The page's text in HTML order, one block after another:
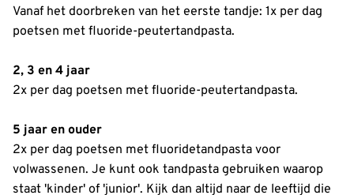
Vanaf het doorbreken van het eerste tandje: 1x per dag
poetsen met fluoride-peutertandpasta.
2, 3 en 4 jaar
2x per dag poetsen met fluoride-peutertandpasta.
5 jaar en ouder
2x per dag poetsen met fluoridetandpasta voor
volwassenen. Je kunt ook tandpasta gebruiken waarop
staat 'kinder' of 'junior'. Kijk dan altijd naar de leeftijd die